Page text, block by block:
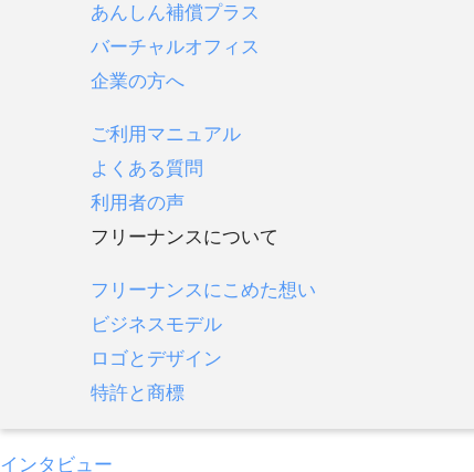
あんしん補償プラス
バーチャルオフィス
企業の方へ
ご利用マニュアル
よくある質問
利用者の声
フリーナンスについて
フリーナンスにこめた想い
ビジネスモデル
ロゴとデザイン
特許と商標
インタビュー